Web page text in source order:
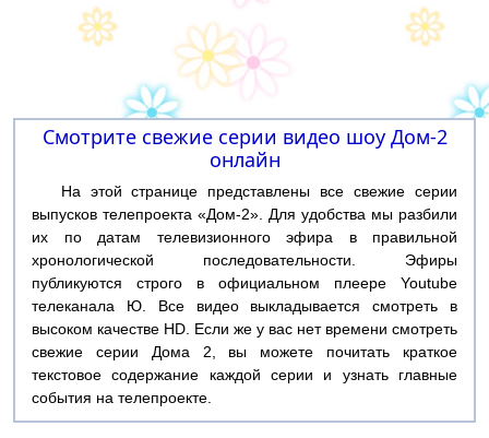
Смотрите свежие серии видео шоу Дом-2
онлайн
На этой странице представлены все свежие серии
выпусков телепроекта «Дом-2». Для удобства мы разбили
их по датам телевизионного эфира в правильной
хронологической последовательности. Эфиры
публикуются строго в официальном плеере Youtube
телеканала Ю. Все видео выкладывается смотреть в
высоком качестве HD. Если же у вас нет времени смотреть
свежие серии Дома 2, вы можете почитать краткое
текстовое содержание каждой серии и узнать главные
события на телепроекте.